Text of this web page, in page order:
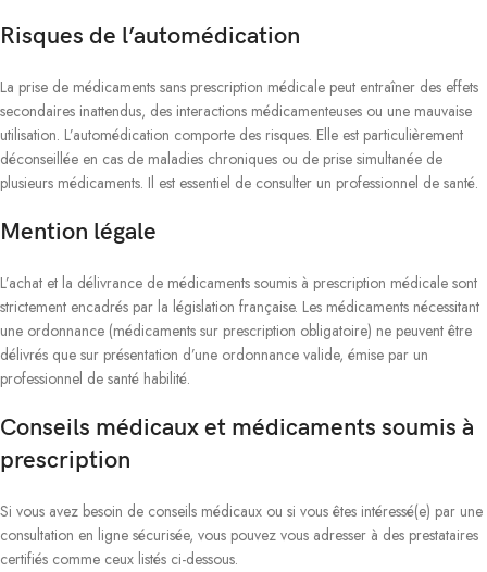
Risques de l’automédication
La prise de médicaments sans prescription médicale peut entraîner des effets
secondaires inattendus, des interactions médicamenteuses ou une mauvaise
utilisation. L’automédication comporte des risques. Elle est particulièrement
déconseillée en cas de maladies chroniques ou de prise simultanée de
plusieurs médicaments. Il est essentiel de consulter un professionnel de santé.
Mention légale
L’achat et la délivrance de médicaments soumis à prescription médicale sont
strictement encadrés par la législation française. Les médicaments nécessitant
une ordonnance (médicaments sur prescription obligatoire) ne peuvent être
délivrés que sur présentation d’une ordonnance valide, émise par un
professionnel de santé habilité.
Conseils médicaux et médicaments soumis à
prescription
Si vous avez besoin de conseils médicaux ou si vous êtes intéressé(e) par une
consultation en ligne sécurisée, vous pouvez vous adresser à des prestataires
certifiés comme ceux listés ci-dessous.